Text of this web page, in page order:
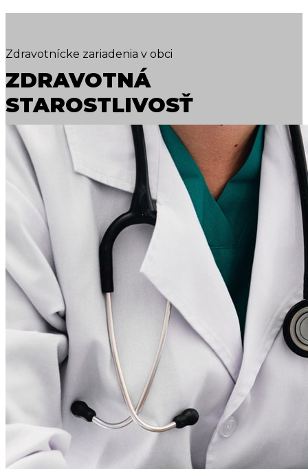
Zdravotnícke zariadenia v obci
ZDRAVOTNÁ
STAROSTLIVOSŤ